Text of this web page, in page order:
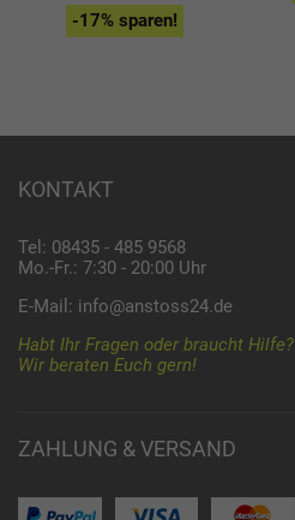
-17% sparen!
KONTAKT
Tel: 08435 - 485 9568
Mo.-Fr.: 7:30 - 20:00 Uhr
E-Mail: info@anstoss24.de
Habt Ihr Fragen oder braucht Hilfe?
Wir beraten Euch gern!
ZAHLUNG & VERSAND